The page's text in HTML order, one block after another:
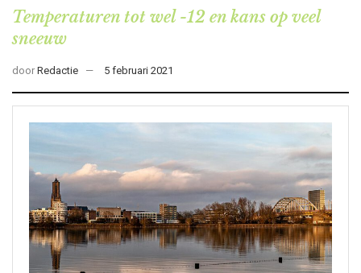
Temperaturen tot wel -12 en kans op veel
sneeuw
door Redactie 5 februari 2021